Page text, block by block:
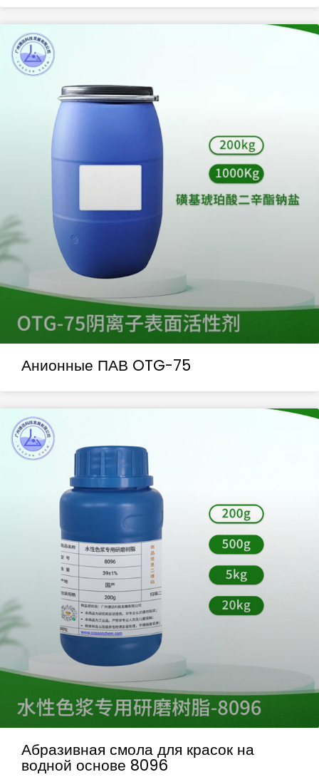
Анионные ПАВ OTG-75
Абразивная смола для красок на
водной основе 8096